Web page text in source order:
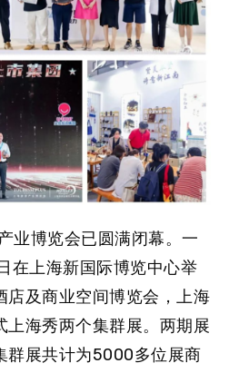
业博览会已圆满闭幕。一
在上海新国际博览中心举
店及商业空间博览会，上海
上海秀两个集群展。两期展
群展共计为5000多位展商